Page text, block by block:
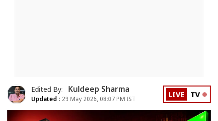
Edited By: Kuldeep Sharma
Updated : 29 May 2026, 08:07 PM IST LIVE TV